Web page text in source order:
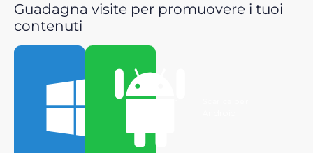
Guadagna visite per promuovere i tuoi
contenuti
Scarica per